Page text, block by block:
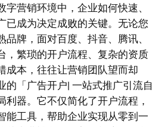
营销环境中，企业如何快速、
已成为决定成败的关键。无论您
牌，面对百度、抖音、腾讯、
，繁琐的开户流程、复杂的资质
成本，往往让营销团队望而却
的「广告开户| 一站式推广引流自
利器。它不仅简化了开户流程，
能工具，帮助企业实现从零到一